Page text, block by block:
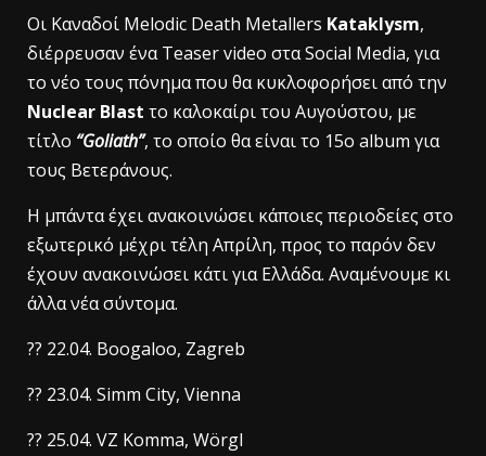
Οι Καναδοί Melodic Death Metallers Kataklysm,
διέρρευσαν ένα Teaser video στα Social Media, για
το νέο τους πόνημα που θα κυκλοφορήσει από την
Nuclear Blast το καλοκαίρι του Αυγούστου, με
τίτλο “Goliath”, το οποίο θα είναι το 15ο album για
τους Βετεράνους.
Η μπάντα έχει ανακοινώσει κάποιες περιοδείες στο
εξωτερικό μέχρι τέλη Απρίλη, προς το παρόν δεν
έχουν ανακοινώσει κάτι για Ελλάδα. Αναμένουμε κι
άλλα νέα σύντομα.
?? 22.04. Boogaloo, Zagreb
?? 23.04. Simm City, Vienna
?? 25.04. VZ Komma, Wörgl